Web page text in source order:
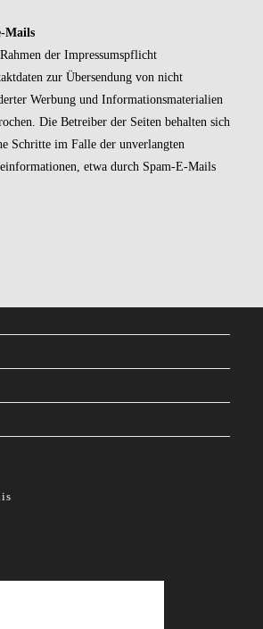
Mails
der Impressumspflicht
zur Übersendung von nicht
Werbung und Informationsmaterialien
Die Betreiber der Seiten behalten sich
Schritte im Falle der unverlangten
etwa durch Spam-E-Mails